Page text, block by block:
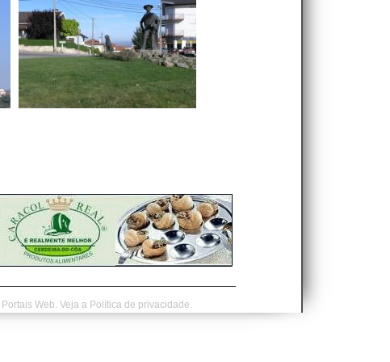
Portais Web. Veja a Política de privacidade.